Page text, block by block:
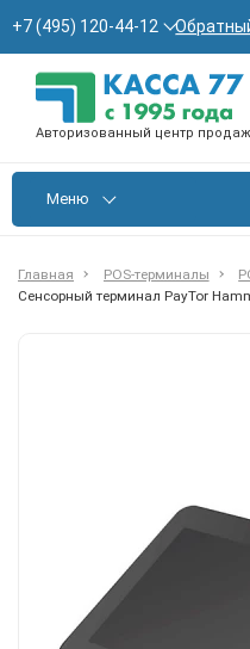
+7 (495) 120-44-12
Авторизованный центр
Меню
Главная POS-терминалы
Сенсорный терминал PayTor